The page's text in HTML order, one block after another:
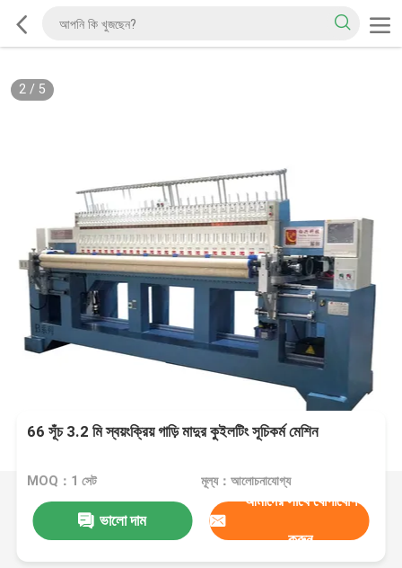
2/ 5
66 সূঁচ 3.2 মি স্বয়ংক্রিয় গাড়ি মাদুর কুইলটিং সূচিকর্ম মেশিন
MOQ：1 সেট মূল্য：আলোচনাযোগ্য
ভালো দাম
আমাদের সাথে যোগাযোগ
করুন